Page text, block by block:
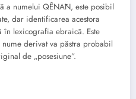
a numelui QÊNĀN, este posibil
dar identificarea acestora
în lexicografia ebraică. Este
derivat va păstra probabil
de „posesiune”.